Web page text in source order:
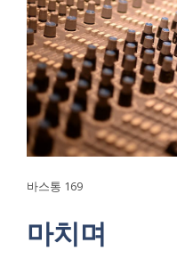
바스통 169
마치며